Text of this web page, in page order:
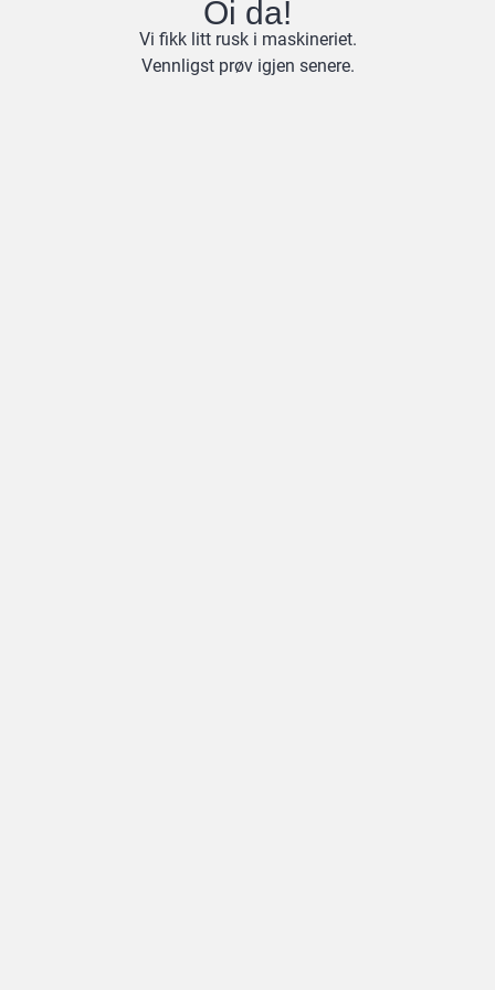
Oi da!
Vi fikk litt rusk i maskineriet.
Vennligst prøv igjen senere.